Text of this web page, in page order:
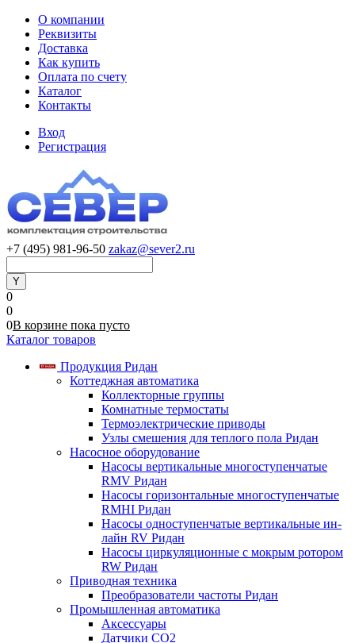
О компании
Реквизиты
Доставка
Как купить
Оплата по счету
Каталог
Контакты
Вход
Регистрация
+7 (495) 981-96-50 zakaz@sever2.ru
0
0
0В корзине пока пусто
Каталог товаров
Продукция Ридан
Коттеджная автоматика
Коллекторные группы
Комнатные термостаты
Термоэлектрические приводы
Узлы смешения для теплого пола Ридан
Насосное оборудование
Насосы вертикальные многоступенчатые
RMV Ридан
Насосы горизонтальные многоступенчатые
RMHI Ридан
Насосы одноступенчатые вертикальные ин-
лайн RV Ридан
Насосы циркуляционные с мокрым ротором
RW Ридан
Приводная техника
Преобразователи частоты Ридан
Промышленная автоматика
Аксессуары
Датчики CO2